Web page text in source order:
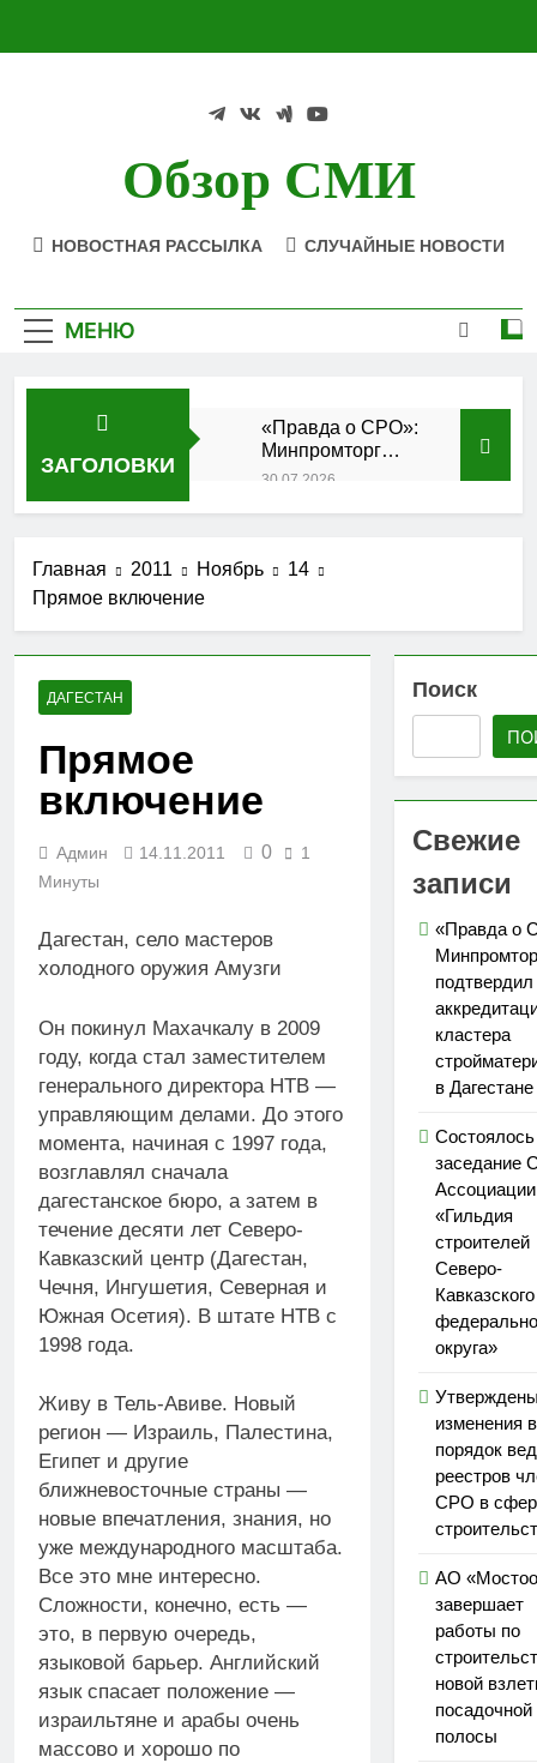
Обзор СМИ
НОВОСТНАЯ РАССЫЛКА СЛУЧАЙНЫЕ НОВОСТИ
МЕНЮ
ЗАГОЛОВКИ
«Правда о СРО»:
Минпромторг
подтвердил
кластера
в Дагестане
30.07.2026
«Гильдия
27.07.2026
порядок ведения
реестров членов
полосы
мониторинг
обеспечением
19.07.2026
открыли набор
«Я-ДИЗАЙНЕР»
Главная 2011 Ноябрь
14
Прямое включение
ДАГЕСТАН
Прямое
включение
Админ 14.11.2011 0
1
Минуты
Дагестан, село мастеров
холодного оружия Амузги
Он покинул Махачкалу в 2009
году, когда стал заместителем
генерального директора НТВ —
управляющим делами. До этого
момента, начиная с 1997 года,
возглавлял сначала
дагестанское бюро, а затем в
течение десяти лет Северо-
Кавказский центр (Дагестан,
Чечня, Ингушетия, Северная и
Южная Осетия). В штате НТВ с
1998 года.
Живу в Тель-Авиве. Новый
регион — Израиль, Палестина,
Египет и другие
ближневосточные страны —
новые впечатления, знания, но
уже международного масштаба.
Все это мне интересно.
Сложности, конечно, есть —
это, в первую очередь,
языковой барьер. Английский
язык спасает положение —
израильтяне и арабы очень
массово и хорошо по
Поиск
Свежие
записи
«Правда о
подтвердил
кластера
в Дагестане
Состоялось
заседание
«Гильдия
строителей
Северо-
Кавказского
округа»
изменения в
порядок
реестров
СРО в
АО
завершает
работы по
новой
посадочной
полосы